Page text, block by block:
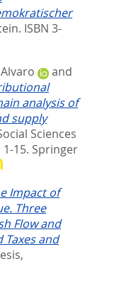
ISBN 3-
and
analysis of
supply
Sciences
15. Springer
Impact of
Three
Flow and
Taxes and